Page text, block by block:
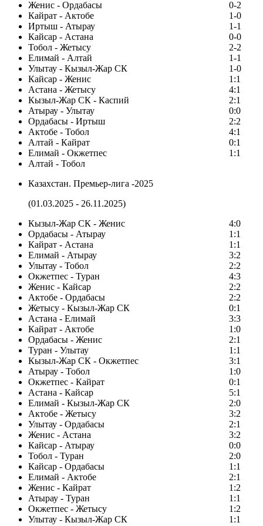
Женис - Ордабасы
0-2
Кайрат - Актобе
1-0
Иртыш - Атырау
1-1
Кайсар - Астана
0-0
Тобол - Жетысу
2-2
Елимай - Алтай
1-1
Улытау - Кызыл-Жар СК
1-0
Кайсар - Женис
1:1
Астана - Жетысу
4:1
Кызыл-Жар СК - Каспий
2:1
Атырау - Улытау
0:0
Ордабасы - Иртыш
2:2
Актобе - Тобол
4:1
Алтай - Кайрат
0:1
Елимай - Окжетпес
1:1
Алтай - Тобол
Казахстан. Премьер-лига -2025
(01.03.2025 - 26.11.2025)
Кызыл-Жар СК - Женис
4:0
Ордабасы - Атырау
1:1
Кайрат - Астана
1:1
Елимай - Атырау
3:2
Улытау - Тобол
2:2
Окжетпес - Туран
4:3
Женис - Кайсар
2:2
Актобе - Ордабасы
2:2
Жетысу - Кызыл-Жар СК
0:1
Астана - Елимай
3:3
Кайрат - Актобе
1:0
Ордабасы - Женис
2:1
Туран - Улытау
1:1
Кызыл-Жар СК - Окжетпес
3:1
Атырау - Тобол
1:0
Окжетпес - Кайрат
0:1
Астана - Кайсар
5:1
Елимай - Кызыл-Жар СК
2:0
Актобе - Жетысу
3:2
Улытау - Ордабасы
2:1
Женис - Астана
3:2
Кайсар - Атырау
0:0
Тобол - Туран
2:0
Кайсар - Ордабасы
1:1
Елимай - Актобе
2:1
Женис - Кайрат
1:2
Атырау - Туран
1:1
Окжетпес - Жетысу
1:2
Улытау - Кызыл-Жар СК
1:1